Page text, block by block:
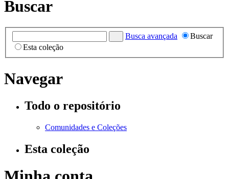
Buscar
Busca avançada
Buscar
Esta coleção
Navegar
Todo o repositório
Comunidades e Coleções
Esta coleção